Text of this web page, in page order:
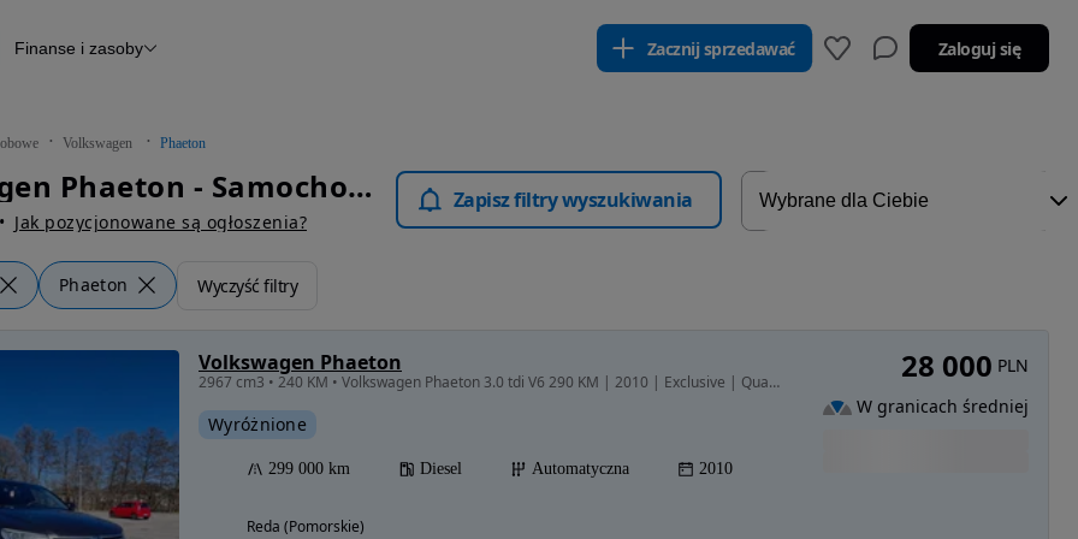
Raport z inspekcji
Otomoto News
Finanse i zasoby Zacznij sprzedawać Zaloguj się
Volkswagen Phaeton
Volkswagen Phaeton - Samochody Osobowe
Jak pozycjonowane są ogłoszenia?
Zapisz filtry wyszukiwania
Phaeton Wyczyść filtry
Volkswagen Phaeton
2967 cm3 • 240 KM • Volkswagen Phaeton 3.0 tdi V6 290 KM | 2010 | Exclusive | Quattro
Wyróżnione
299 000 km Diesel Automatyczna 2010
Reda (Pomorskie)
28 000 PLN
W granicach średniej